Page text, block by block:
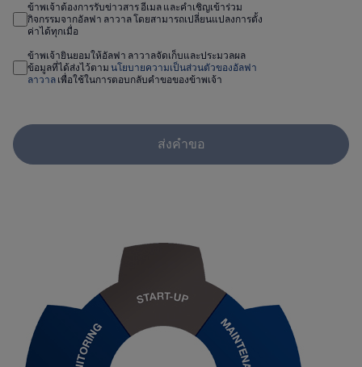
ข้าพเจ้าต้องการรับข่าวสาร อีเมล และคำเชิญเข้าร่วม
กิจกรรมจากอัลฟา ลาวาล โดยสามารถเปลี่ยนแปลงการตั้ง
ค่าได้ทุกเมื่อ
ข้าพเจ้ายินยอมให้อัลฟา ลาวาลจัดเก็บและประมวลผล
ข้อมูลที่ได้ส่งไว้ตามนโยบายความเป็นส่วนตัวของอัลฟา
ลาวาลเพื่อใช้ในการตอบกลับคำขอของข้าพเจ้า
ส่งคำขอ